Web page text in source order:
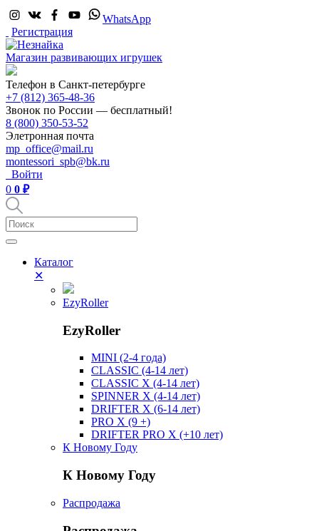
WhatsApp
Регистрация
Магазин развивающих игрушек
Телефон в Санкт-петербурге
+7 (812) 365-48-36
Звонок по России — бесплатный!
8 (800) 350-53-52
Элетронная почта
mp_office@mail.ru
montessori_spb@bk.ru
Войти
0 0 ₽
Каталог
✕
EzyRoller
EzyRoller
MINI (2-4 года)
CLASSIC (4-14 лет)
CLASSIC X (4-14 лет)
SPINNER X (4-14 лет)
DRIFTER X (6-14 лет)
PRO X (9 +)
DRIFTER PRO X (+10 лет)
К Новому Году
К Новому Году
Распродажа